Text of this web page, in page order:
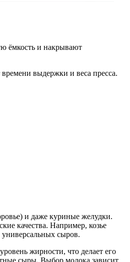
ёмкость и накрывают
выдержки и веса пресса.
и даже куриные желудки.
качества. Например, козье
универсальных сыров.
жирности, что делает его
сыры. Выбор молока зависит